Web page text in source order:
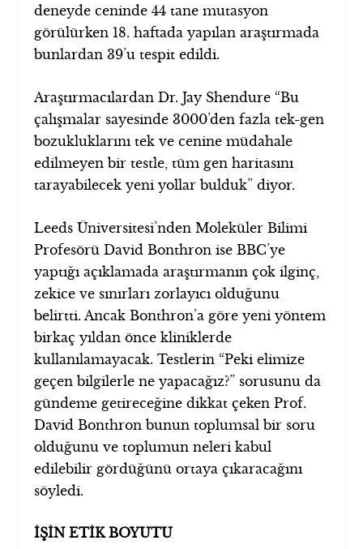
deneyde ceninde 44 tane mutasyon
görülürken 18. haftada yapılan araştırmada
bunlardan 39’u tespit edildi.
Araştırmacılardan Dr. Jay Shendure “Bu
çalışmalar sayesinde 3000’den fazla tek-gen
bozukluklarını tek ve cenine müdahale
edilmeyen bir testle, tüm gen haritasını
tarayabilecek yeni yollar bulduk” diyor.
Leeds Üniversitesi’nden Moleküler Bilimi
Profesörü David Bonthron ise BBC’ye
yaptığı açıklamada araştırmanın çok ilginç,
zekice ve sınırları zorlayıcı olduğunu
belirtti. Ancak Bonthron’a göre yeni yöntem
birkaç yıldan önce kliniklerde
kullanılamayacak. Testlerin “Peki elimize
geçen bilgilerle ne yapacağız?” sorusunu da
gündeme getireceğine dikkat çeken Prof.
David Bonthron bunun toplumsal bir soru
olduğunu ve toplumun neleri kabul
edilebilir gördüğünü ortaya çıkaracağını
söyledi.
İŞİN ETİK BOYUTU